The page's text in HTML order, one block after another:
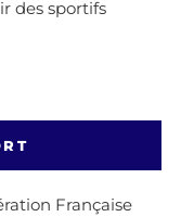
des sportifs
Française